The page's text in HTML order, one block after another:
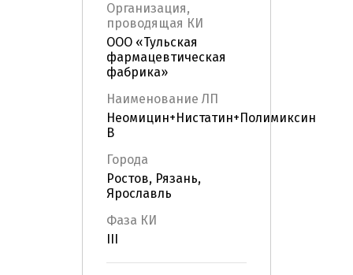
Организация,
проводящая КИ
ООО «Тульская
фармацевтическая
фабрика»
Наименование ЛП
Неомицин+Нистатин+Полимиксин
В
Города
Ростов, Рязань,
Ярославль
Фаза КИ